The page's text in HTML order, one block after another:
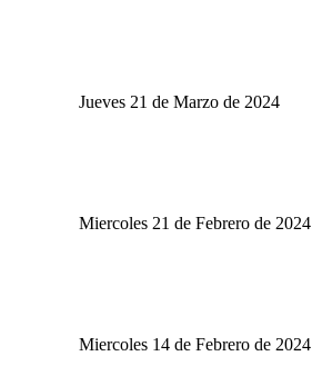
Jueves 21 de Marzo de 2024
Miercoles 21 de Febrero de 2024
Miercoles 14 de Febrero de 2024